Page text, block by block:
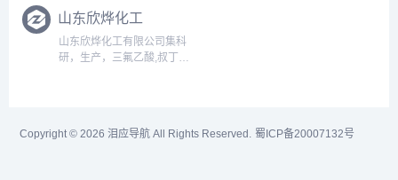
是想赚生活费的学生党，都能在这
里找到适合自己的增收方式。成为
分享官，你可以自由安排时间：带
娃间隙、下课碎片、睡...
山东欣烨化工
山东欣烨化工有限公司集科
研，生产，三氟乙酸,叔丁醇
氟丙酸甲酯,三氟丙酸,三氟
Copyright © 2026 泪应导航 All Rights Reserved. 蜀ICP备20007132号